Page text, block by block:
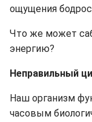
ощущения
Что же может
энергию?
Неправильный
Наш организм
часовым